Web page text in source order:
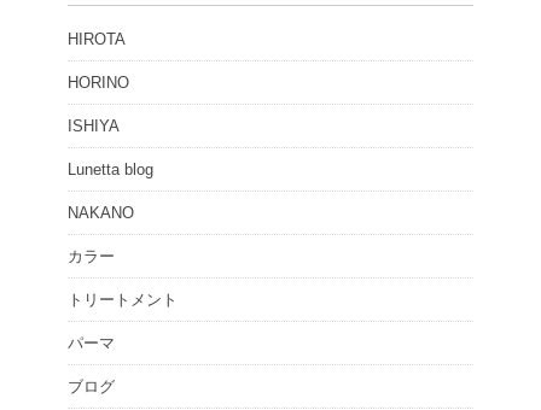
HIROTA
HORINO
ISHIYA
Lunetta blog
NAKANO
カラー
トリートメント
パーマ
ブログ